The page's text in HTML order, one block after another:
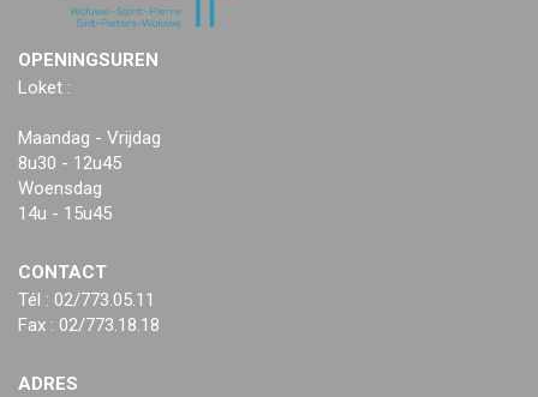
OPENINGSUREN
Loket :
Maandag - Vrijdag
8u30 - 12u45
Woensdag
14u - 15u45
CONTACT
Tél : 02/773.05.11
Fax : 02/773.18.18
ADRES